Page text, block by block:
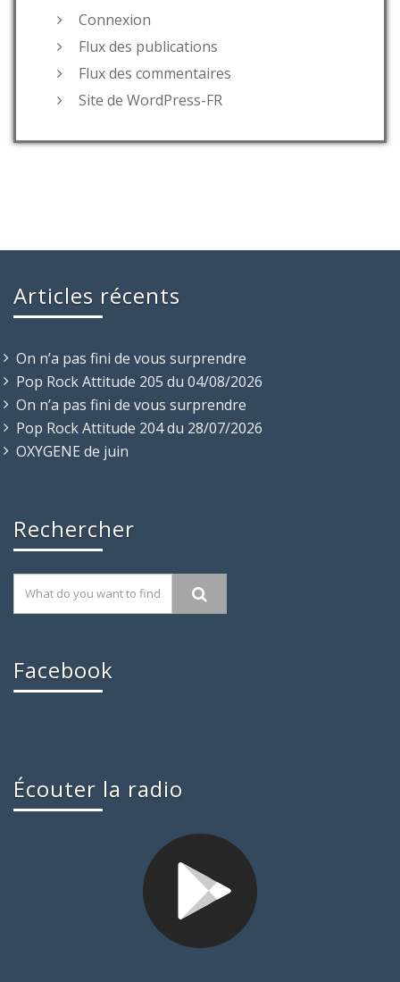
Connexion
Flux des publications
Flux des commentaires
Site de WordPress-FR
Articles récents
On n’a pas fini de vous surprendre
Pop Rock Attitude 205 du 04/08/2026
On n’a pas fini de vous surprendre
Pop Rock Attitude 204 du 28/07/2026
OXYGENE de juin
Rechercher
Facebook
Écouter la radio